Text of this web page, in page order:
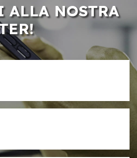
NOSTRA